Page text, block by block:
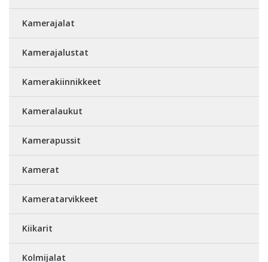
Kamerajalat
Kamerajalustat
Kamerakiinnikkeet
Kameralaukut
Kamerapussit
Kamerat
Kameratarvikkeet
Kiikarit
Kolmijalat